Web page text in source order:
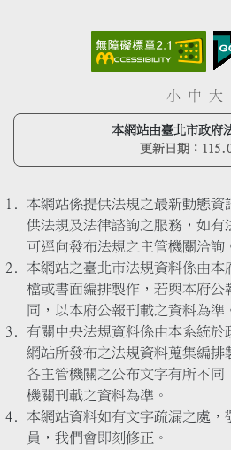
小 中 大
本網站由臺北市政府
更新日期：
本網站係提供法規之最新動態資
供法規及法律諮詢之服務，如有
可逕向發布法規之主管機關洽詢
本網站之臺北市法規資料係由本
檔或書面編排製作，若與本府公
同，以本府公報刊載之資料為準
有關中央法規資料係由本系統於
網站所發布之法規資料蒐集編排
各主管機關之公布文字有所不同
機關刊載之資料為準。
本網站資料如有文字疏漏之處，
員，我們會即刻修正。